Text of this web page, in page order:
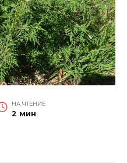
НА ЧТЕНИЕ
2 мин